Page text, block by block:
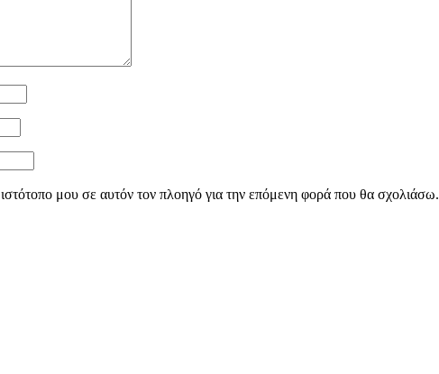
μου σε αυτόν τον πλοηγό για την επόμενη φορά που θα σχολιάσω.